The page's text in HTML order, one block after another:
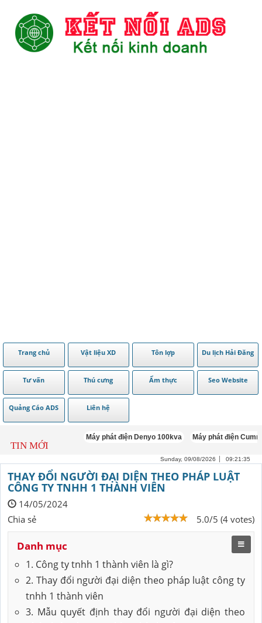
Trang chủ Vật liệu XD Tôn lợp Du lịch Hải Đăng
Tư vấn Thú cưng Ẩm thực Seo Website
Quảng Cáo ADS Liên hệ
TIN MỚI
Máy phát điện Denyo 100kva Máy phát điện Cummins
Sunday, 09/08/2026 09:21:36
THAY ĐỔI NGƯỜI ĐẠI DIỆN THEO PHÁP LUẬT
CÔNG TY TNHH 1 THÀNH VIÊN
14/05/2024
5.0/5 (4 votes)
Chia sẻ
Danh mục
1. Công ty tnhh 1 thành viên là gì?
2. Thay đổi người đại diện theo pháp luật công ty
tnhh 1 thành viên
3. Mẫu quyết định thay đổi người đại diện theo